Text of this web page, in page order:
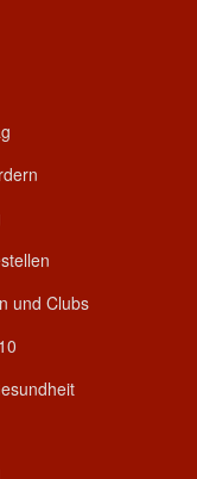
und Clubs